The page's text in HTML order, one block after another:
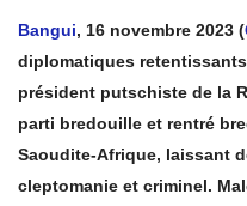
Bangui, 16 novembre 2023 (
diplomatiques
président putschiste de la
parti bredouille et rentré
Saoudite-Afrique, laissant
cleptomanie et criminel.